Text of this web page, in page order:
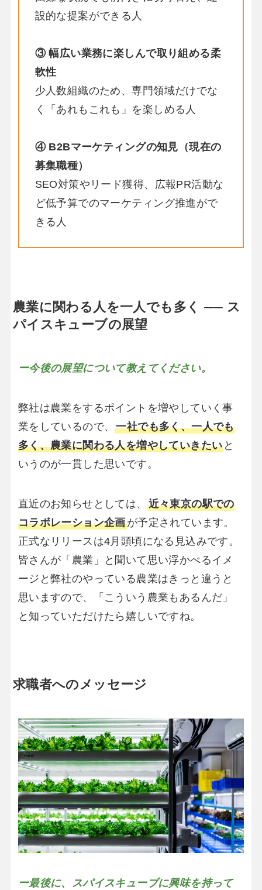
設的な提案ができる人
③ 幅広い業務に楽しんで取り組める柔
軟性
少人数組織のため、専門領域だけでな
く「あれもこれも」を楽しめる人
④ B2Bマーケティングの知見（現在の
募集職種）
SEO対策やリード獲得、広報PR活動な
ど低予算でのマーケティング推進がで
きる人
農業に関わる人を一人でも多く ── ス
パイスキューブの展望
ー今後の展望について教えてください。
弊社は農業をするポイントを増やしていく事
業をしているので、一社でも多く、一人でも
多く、農業に関わる人を増やしていきたい と
いうのが一貫した思いです。
直近のお知らせとしては、 近々東京の駅での
コラボレーション企画が予定されています。
正式なリリースは4月頭頃になる見込みです。
皆さんが「農業」と聞いて思い浮かべるイメ
ージと弊社のやっている農業はきっと違うと
思いますので、「こういう農業もあるんだ」
と知っていただけたら嬉しいですね。
求職者へのメッセージ
ー最後に、スパイスキューブに興味を持って